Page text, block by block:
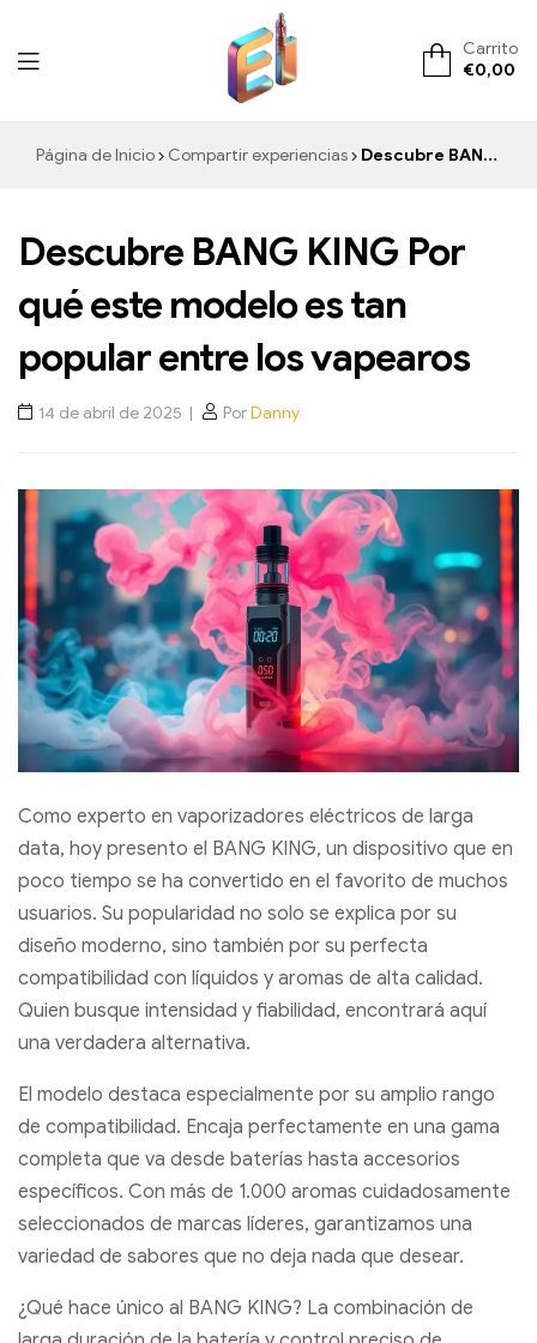
ElementVape.de
Carrito
€0,00
Página de Inicio Compartir experiencias Descubre BANG KING Por qué este modelo es tan popular entre los vapearos
Descubre BANG KING Por
qué este modelo es tan
popular entre los vapearos
14 de abril de 2025 PorDanny
Como experto en vaporizadores eléctricos de larga
data, hoy presento el BANG KING, un dispositivo que en
poco tiempo se ha convertido en el favorito de muchos
usuarios. Su popularidad no solo se explica por su
diseño moderno, sino también por su perfecta
compatibilidad con líquidos y aromas de alta calidad.
Quien busque intensidad y fiabilidad, encontrará aquí
una verdadera alternativa.
El modelo destaca especialmente por su amplio rango
de compatibilidad. Encaja perfectamente en una gama
completa que va desde baterías hasta accesorios
específicos. Con más de 1.000 aromas cuidadosamente
seleccionados de marcas líderes, garantizamos una
variedad de sabores que no deja nada que desear.
¿Qué hace único al BANG KING? La combinación de